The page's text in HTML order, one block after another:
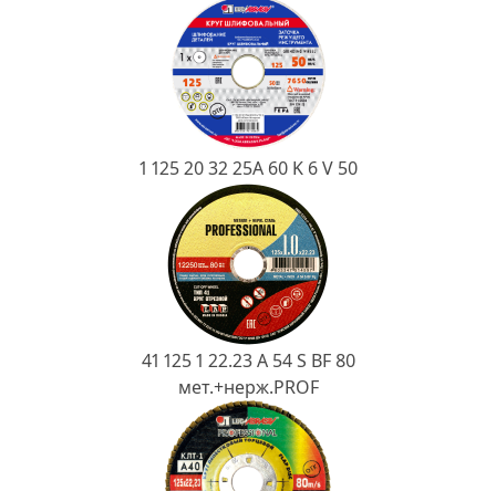
1 125 20 32 25А 60 K 6 V 50
41 125 1 22.23 A 54 S BF 80
мет.+нерж.PROF